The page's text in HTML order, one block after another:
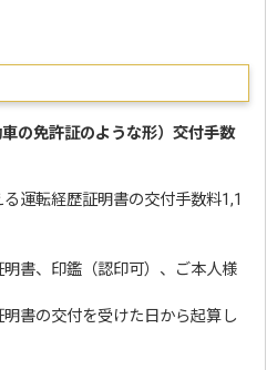
車の免許証のような形）交付手数
運転経歴証明書の交付手数料1,1
書、印鑑（認印可）、ご本人様
の交付を受けた日から起算し